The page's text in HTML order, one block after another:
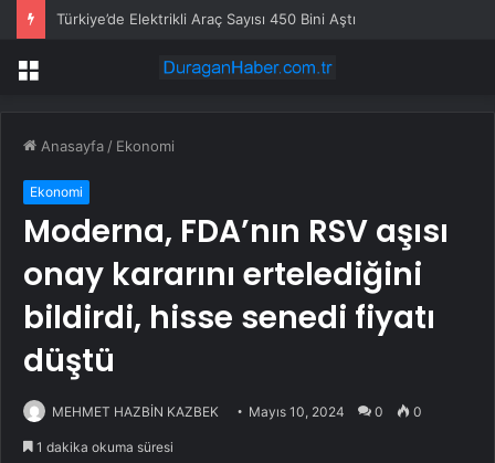
Türkiye’de Elektrikli Araç Sayısı 450 Bini Aştı
Menü
Anasayfa / Ekonomi
Ekonomi
Moderna, FDA’nın RSV aşısı
onay kararını ertelediğini
bildirdi, hisse senedi fiyatı
düştü
MEHMET HAZBİN KAZBEK Mayıs 10, 2024 0 0
1 dakika okuma süresi